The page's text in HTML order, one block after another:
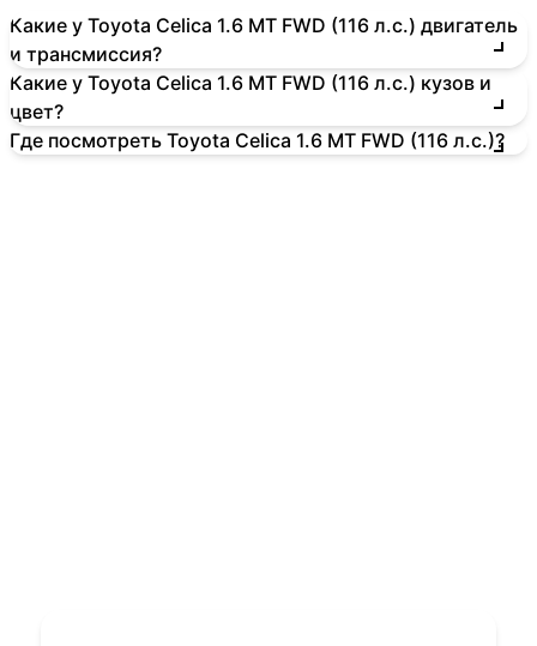
Какие у Toyota Celica 1.6 MT FWD (116 л.с.) двигатель
и трансмиссия?
Какие у Toyota Celica 1.6 MT FWD (116 л.с.) кузов и
цвет?
Где посмотреть Toyota Celica 1.6 MT FWD (116 л.с.)?